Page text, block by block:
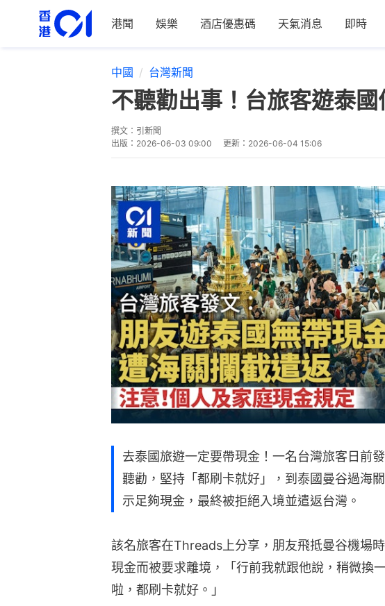
港聞 娛樂 酒店優惠碼 天氣消息 即時
中國 台灣新聞
不聽勸出事！台旅客遊泰
撰文： 引新聞
出版： 2026-06-03 09:00 更新： 2026-06-04 15:06
去泰國旅遊一定要帶現金！一名台灣旅客日前
聽勸，堅持「都刷卡就好」，到泰國曼谷過海
示足夠現金，最終被拒絕入境並遣返台灣。
該名旅客在Threads上分享，朋友飛抵曼谷機場
現金而被要求離境，「行前我就跟他說，稍微換
啦，都刷卡就好。」